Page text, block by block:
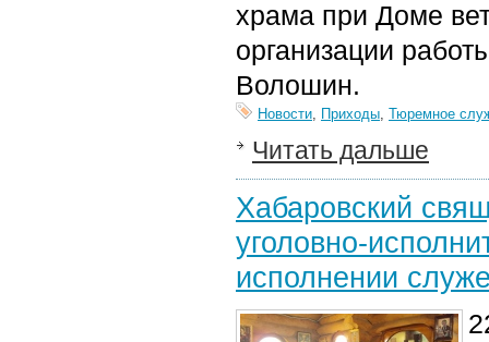
храма при Доме
организации
Волошин.
Новости, Приходы, Тюремное
Читать дальше
Хабаровский
уголовно-
исполнении